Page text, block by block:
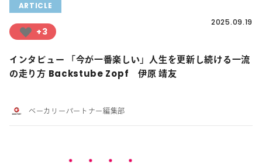
ARTICLE
+3
2025.09.19
インタビュー 「今が一番楽しい」人生を更新し続ける一流
の走り方 Backstube Zopf 伊原 靖友
ベーカリーパートナー編集部